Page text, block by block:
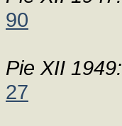
90
Pie XII 1949:
27